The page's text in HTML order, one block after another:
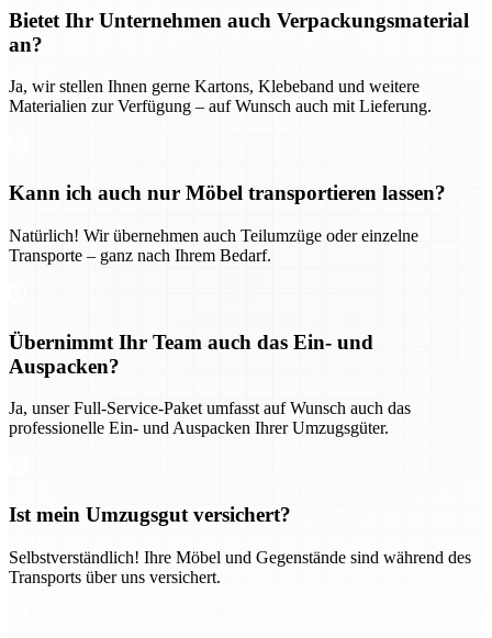
Bietet Ihr Unternehmen auch Verpackungsmaterial
an?
Ja, wir stellen Ihnen gerne Kartons, Klebeband und weitere
Materialien zur Verfügung – auf Wunsch auch mit Lieferung.
Kann ich auch nur Möbel transportieren lassen?
Natürlich! Wir übernehmen auch Teilumzüge oder einzelne
Transporte – ganz nach Ihrem Bedarf.
Übernimmt Ihr Team auch das Ein- und
Auspacken?
Ja, unser Full-Service-Paket umfasst auf Wunsch auch das
professionelle Ein- und Auspacken Ihrer Umzugsgüter.
Ist mein Umzugsgut versichert?
Selbstverständlich! Ihre Möbel und Gegenstände sind während des
Transports über uns versichert.